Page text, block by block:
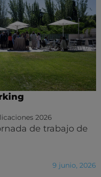
2026
de trabajo de
9 junio, 2026